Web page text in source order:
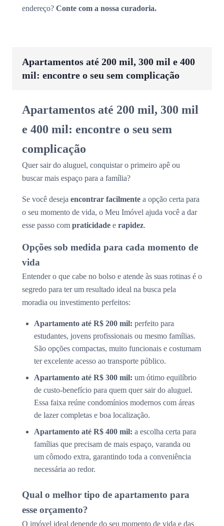
endereço? Conte com a nossa curadoria.
Apartamentos até 200 mil, 300 mil e 400
mil: encontre o seu sem complicação
Apartamentos até 200 mil, 300 mil
e 400 mil: encontre o seu sem
complicação
Quer sair do aluguel, conquistar o primeiro apê ou
buscar mais espaço para a família?
Se você deseja encontrar facilmente a opção certa para
o seu momento de vida, o Meu Imóvel ajuda você a dar
esse passo com praticidade e rapidez.
Opções sob medida para cada momento de
vida
Entender o que cabe no bolso e atende às suas rotinas é o
segredo para ter um resultado ideal na busca pela
moradia ou investimento perfeitos:
Apartamento até R$ 200 mil: perfeito para
estudantes, jovens profissionais ou mesmo famílias.
São opções compactas, muito funcionais e costumam
ter excelente acesso ao transporte público.
Apartamento até R$ 300 mil: um ótimo equilíbrio
de custo-benefício para quem quer sair do aluguel.
Essa faixa reúne condomínios modernos com áreas
de lazer completas e boa localização.
Apartamento até R$ 400 mil: a escolha certa para
famílias que precisam de mais espaço, varanda ou
um cômodo extra, garantindo toda a conveniência
necessária ao redor.
Qual o melhor tipo de apartamento para
esse orçamento?
O imóvel ideal depende do seu momento de vida e das